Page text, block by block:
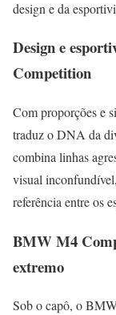
design e da
Design e
Competition
Com proporções e
traduz o DNA da
combina linhas
visual
referência entre os
BMW M4
extremo
Sob o capô, o